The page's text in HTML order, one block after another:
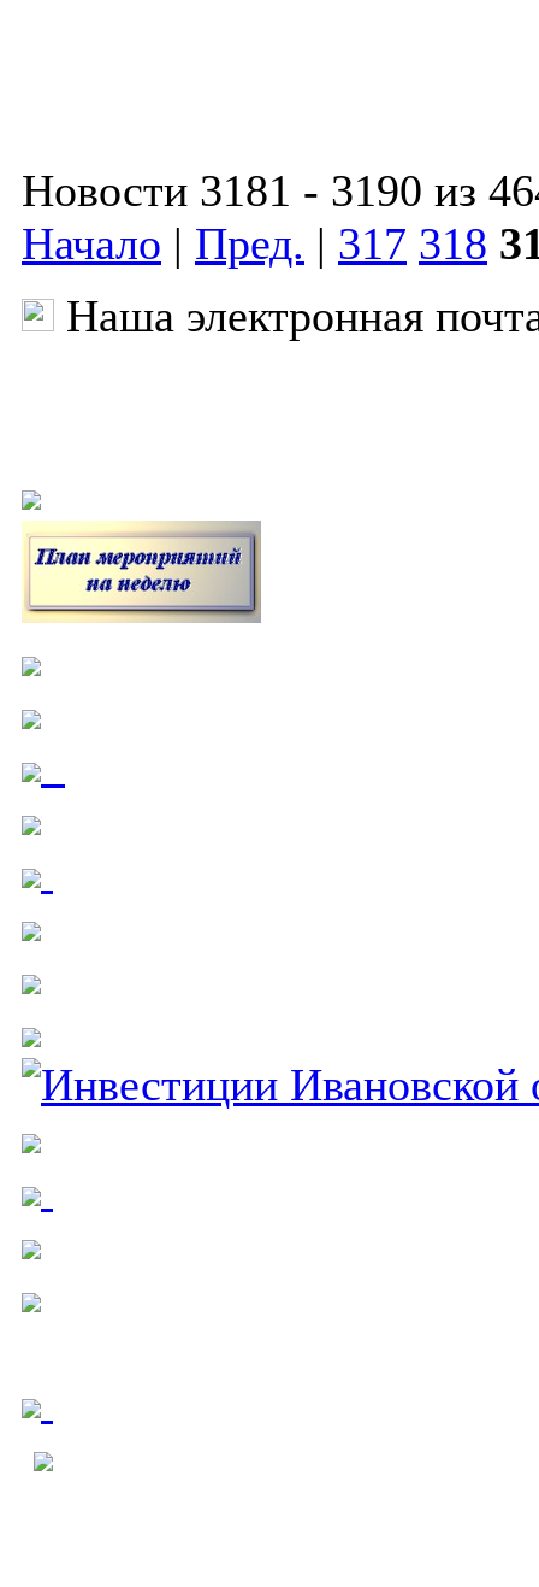
Новости 3181 - 3190 из
Начало | Пред. | 317 318
Наша электронная